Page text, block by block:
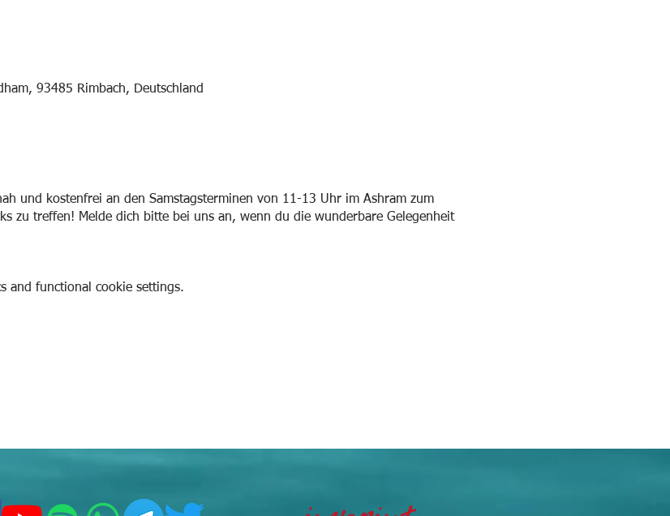
93485 Rimbach, Deutschland
und kostenfrei an den Samstagsterminen von 11-13 Uhr im Ashram zum
zu treffen! Melde dich bitte bei uns an, wenn du die wunderbare Gelegenheit
and functional cookie settings.